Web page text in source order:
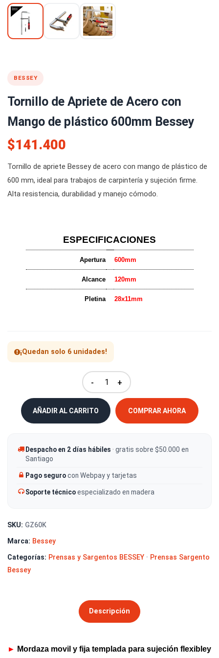
BESSEY
Tornillo de Apriete de Acero con
Mango de plástico 600mm Bessey
$141.400
Tornillo de apriete Bessey de acero con mango de plástico de
600 mm, ideal para trabajos de carpintería y sujeción firme.
Alta resistencia, durabilidad y manejo cómodo.
ESPECIFICACIONES
Apertura 600mm
Alcance 120mm
Pletina 28x11mm
¡Quedan solo 6 unidades!
- +
AÑADIR AL CARRITO COMPRAR AHORA
Despacho en 2 días hábiles · gratis sobre $50.000 en
Santiago
Pago segurocon Webpay y tarjetas
Soporte técnicoespecializado en madera
SKU: GZ60K
Marca: Bessey
Categorías: Prensas y Sargentos BESSEY · Prensas Sargento
Bessey
Descripción
► Mordaza movil y fija templada para sujeción flexibley